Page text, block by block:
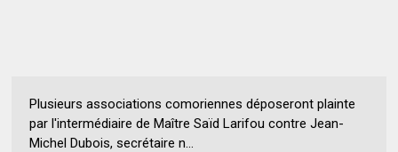
Plusieurs associations comoriennes déposeront plainte
par l'intermédiaire de Maître Saïd Larifou contre Jean-
Michel Dubois, secrétaire n...